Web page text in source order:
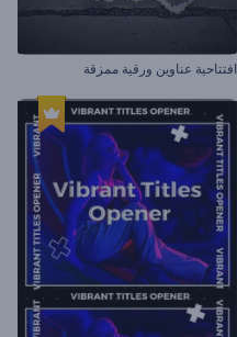
افتتاحية عناوين ورقية ممزقة